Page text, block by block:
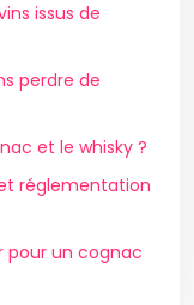
issus de
perdre de
et le whisky ?
réglementation
pour un cognac